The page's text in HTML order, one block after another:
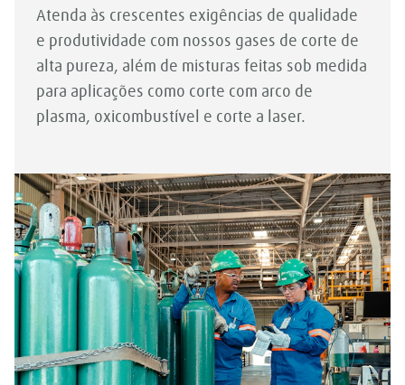
Atenda às crescentes exigências de qualidade
e produtividade com nossos gases de corte de
alta pureza, além de misturas feitas sob medida
para aplicações como corte com arco de
plasma, oxicombustível e corte a laser.